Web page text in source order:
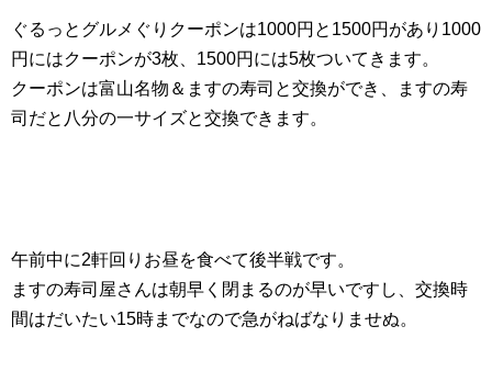
ぐるっとグルメぐりクーポンは1000円と1500円があり1000
円にはクーポンが3枚、1500円には5枚ついてきます。
クーポンは富山名物＆ますの寿司と交換ができ、ますの寿
司だと八分の一サイズと交換できます。
午前中に2軒回りお昼を食べて後半戦です。
ますの寿司屋さんは朝早く閉まるのが早いですし、交換時
間はだいたい15時までなので急がねばなりませぬ。